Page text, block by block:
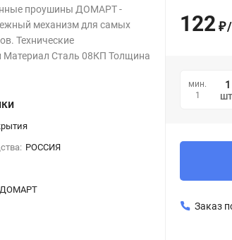
проушины ДОМАРТ -
механизм для самых
Технические
Материал Сталь 08КП Толщина
РОССИЯ
ДОМАРТ
122 ₽/
мин.
1
Заказ